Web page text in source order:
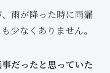
雨が降った時に雨漏
少なくありません。
事だったと思っていた